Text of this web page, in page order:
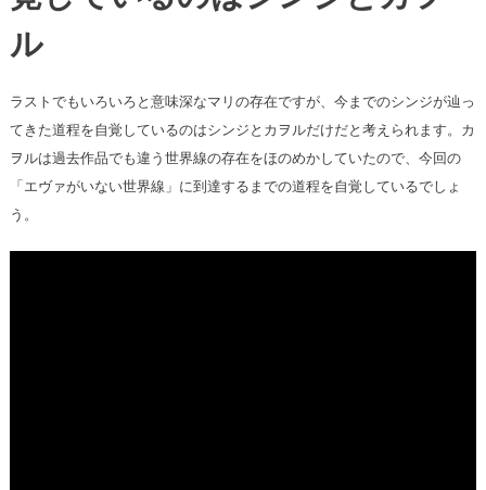
ル
ラストでもいろいろと意味深なマリの存在ですが、今までのシンジが辿っ
てきた道程を自覚しているのはシンジとカヲルだけだと考えられます。カ
ヲルは過去作品でも違う世界線の存在をほのめかしていたので、今回の
「エヴァがいない世界線」に到達するまでの道程を自覚しているでしょ
う。